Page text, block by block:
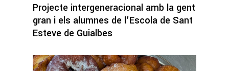
Projecte intergeneracional amb la gent
gran i els alumnes de l’Escola de Sant
Esteve de Guialbes